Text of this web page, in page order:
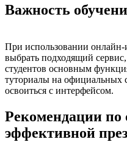
Важность
При использовании онлайн-
выбрать подходящий
студентов основным
туториалы на официальных
освоиться с интерфейсом.
Рекомендации по
эффективной